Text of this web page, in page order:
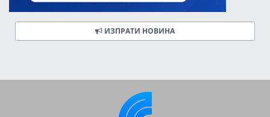
ИЗПРАТИ НОВИНА